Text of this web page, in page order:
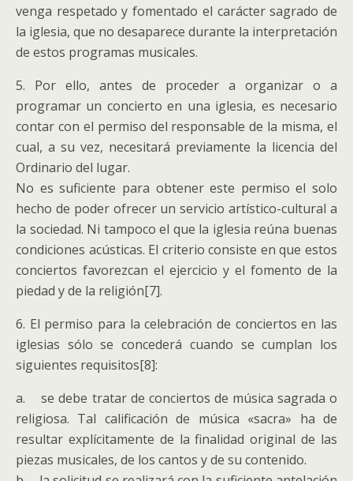
venga respetado y fomentado el carácter sagrado de
la iglesia, que no desaparece durante la interpretación
de estos programas musicales.
5. Por ello, antes de proceder a organizar o a
programar un concierto en una iglesia, es necesario
contar con el permiso del responsable de la misma, el
cual, a su vez, necesitará previamente la licencia del
Ordinario del lugar.
No es suficiente para obtener este permiso el solo
hecho de poder ofrecer un servicio artístico-cultural a
la sociedad. Ni tampoco el que la iglesia reúna buenas
condiciones acústicas. El criterio consiste en que estos
conciertos favorezcan el ejercicio y el fomento de la
piedad y de la religión[7].
6. El permiso para la celebración de conciertos en las
iglesias sólo se concederá cuando se cumplan los
siguientes requisitos[8]:
a. se debe tratar de conciertos de música sagrada o
religiosa. Tal calificación de música «sacra» ha de
resultar explícitamente de la finalidad original de las
piezas musicales, de los cantos y de su contenido.